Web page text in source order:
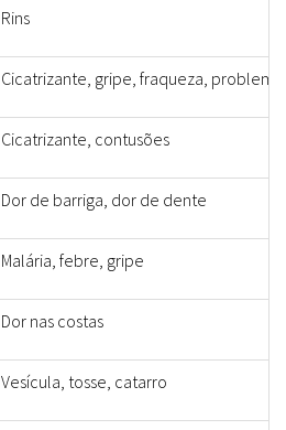
Rins
Cicatrizante, gripe, fraqueza,
Cicatrizante, contusões
Dor de barriga, dor de dente
Malária, febre, gripe
Dor nas costas
Vesícula, tosse, catarro